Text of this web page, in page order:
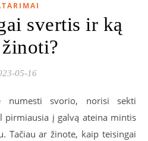
svertis ir ką
05-16
numesti svorio, norisi sekti
pirmiausia į galvą ateina mintis
Tačiau ar žinote, kaip teisingai